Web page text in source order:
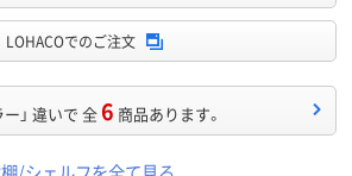
LOHACOでのご注文
ー」 違いで 全6 商品あります。